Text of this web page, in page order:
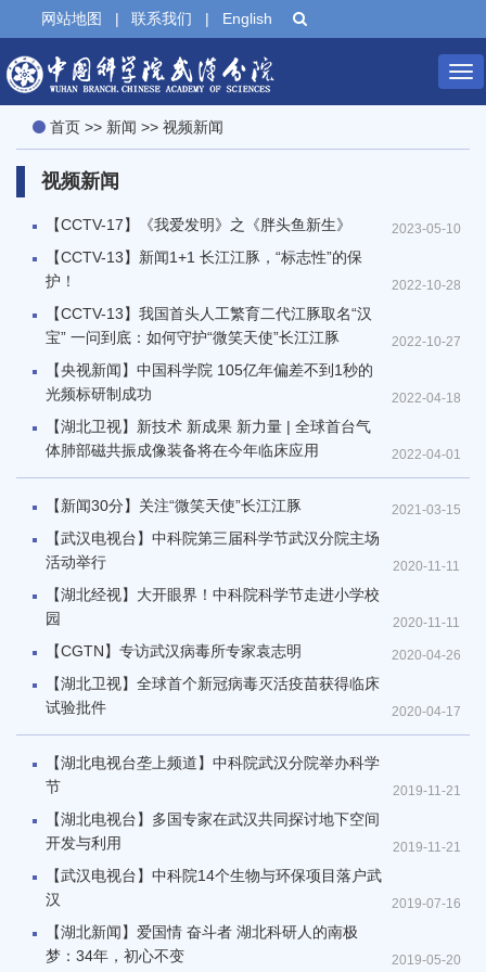
网站地图 | 联系我们 | English
首页 >> 新闻 >> 视频新闻
视频新闻
2023-05-10
【CCTV-17】《我爱发明》之《胖头鱼新生》
2022-10-28
【CCTV-13】新闻1+1 长江江豚，“标志性”的保
护！
2022-10-27
【CCTV-13】我国首头人工繁育二代江豚取名“汉
宝” 一问到底：如何守护“微笑天使”长江江豚
2022-04-18
【央视新闻】中国科学院 105亿年偏差不到1秒的
光频标研制成功
2022-04-01
【湖北卫视】新技术 新成果 新力量 | 全球首台气
体肺部磁共振成像装备将在今年临床应用
2021-03-15
【新闻30分】关注“微笑天使”长江江豚
2020-11-11
【武汉电视台】中科院第三届科学节武汉分院主场
活动举行
2020-11-11
【湖北经视】大开眼界！中科院科学节走进小学校
园
2020-04-26
【CGTN】专访武汉病毒所专家袁志明
2020-04-17
【湖北卫视】全球首个新冠病毒灭活疫苗获得临床
试验批件
2019-11-21
【湖北电视台垄上频道】中科院武汉分院举办科学
节
2019-11-21
【湖北电视台】多国专家在武汉共同探讨地下空间
开发与利用
2019-07-16
【武汉电视台】中科院14个生物与环保项目落户武
汉
2019-05-20
【湖北新闻】爱国情 奋斗者 湖北科研人的南极
梦：34年，初心不变